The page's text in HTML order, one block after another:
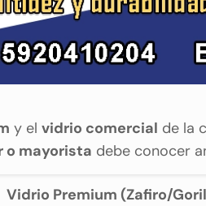
y el vidrio comercial de la
mayorista debe conocer
Vidrio Premium (Zafiro/